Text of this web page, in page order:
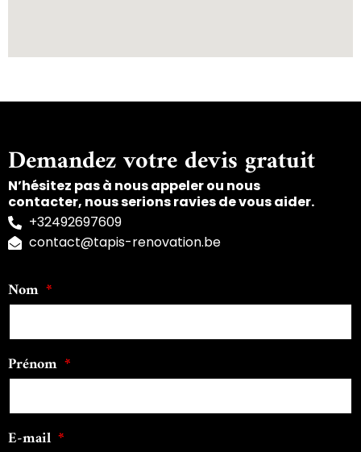
Demandez votre devis gratuit
N’hésitez pas à nous appeler ou nous
contacter, nous serions ravies de vous aider.
+32492697609
contact@tapis-renovation.be
Nom
Prénom
E-mail